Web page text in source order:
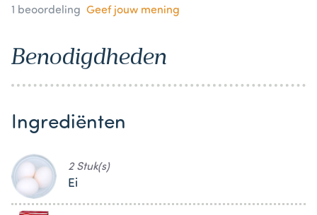
1 beoordeling Geef jouw mening
Benodigdheden
Ingrediënten
2 Stuk(s)
Ei